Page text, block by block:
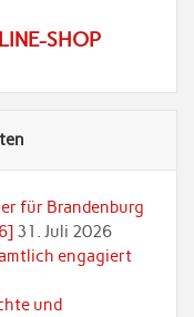
SHOP
für Brandenburg
31. Juli 2026
engagiert
und